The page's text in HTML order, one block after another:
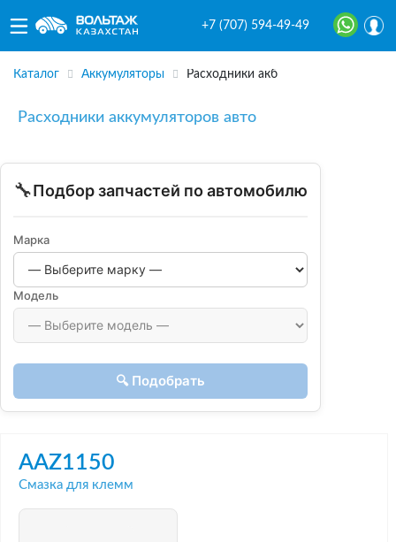
+7 (707) 594-49-49
Каталог Аккумуляторы Расходники акб
Расходники аккумуляторов авто
🔧Подбор запчастей по автомобилю
Марка
Модель
🔍 Подобрать
AAZ1150
Смазка для клемм